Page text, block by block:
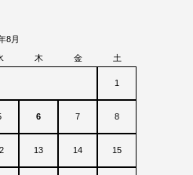
8月
木 金 土
1
6 7 8
13 14 15